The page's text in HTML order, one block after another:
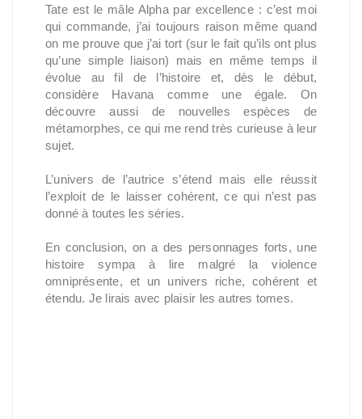
Tate est le mâle Alpha par excellence : c’est moi
qui commande, j’ai toujours raison même quand
on me prouve que j’ai tort (sur le fait qu’ils ont plus
qu’une simple liaison) mais en même temps il
évolue au fil de l’histoire et, dès le début,
considère Havana comme une égale. On
découvre aussi de nouvelles espèces de
métamorphes, ce qui me rend très curieuse à leur
sujet.
L’univers de l’autrice s’étend mais elle réussit
l’exploit de le laisser cohérent, ce qui n’est pas
donné à toutes les séries.
En conclusion, on a des personnages forts, une
histoire sympa à lire malgré la violence
omniprésente, et un univers riche, cohérent et
étendu. Je lirais avec plaisir les autres tomes.